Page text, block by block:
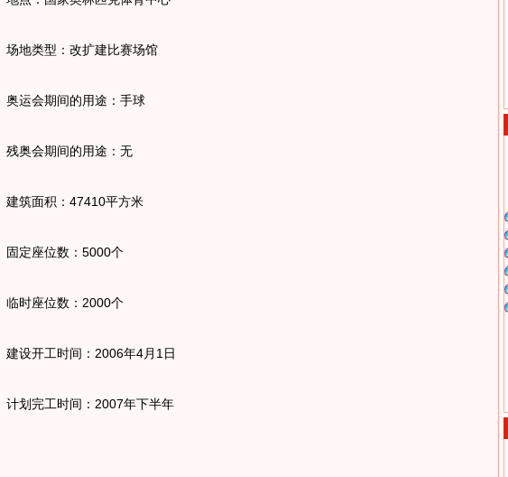
地类型：改扩建比赛场馆
运会期间的用途：手球
奥会期间的用途：无
筑面积：47410平方米
定座位数：5000个
时座位数：2000个
开工时间：2006年4月1日
完工时间：2007年下半年